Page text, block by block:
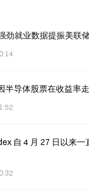
劲就业数据提振美联
半导体股票在收益率
自 4 月 27 日以来